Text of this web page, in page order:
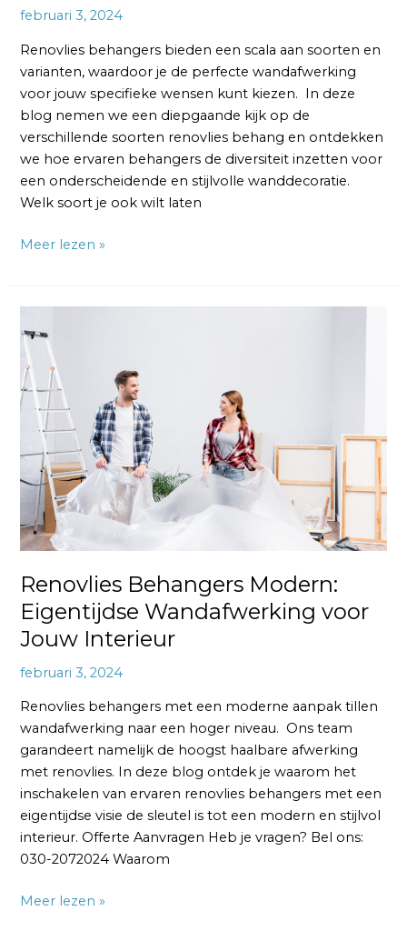
februari 3, 2024
Renovlies behangers bieden een scala aan soorten en
varianten, waardoor je de perfecte wandafwerking
voor jouw specifieke wensen kunt kiezen. In deze
blog nemen we een diepgaande kijk op de
verschillende soorten renovlies behang en ontdekken
we hoe ervaren behangers de diversiteit inzetten voor
een onderscheidende en stijlvolle wanddecoratie.
Welk soort je ook wilt laten
Meer lezen »
Renovlies Behangers Modern:
Eigentijdse Wandafwerking voor
Jouw Interieur
februari 3, 2024
Renovlies behangers met een moderne aanpak tillen
wandafwerking naar een hoger niveau. Ons team
garandeert namelijk de hoogst haalbare afwerking
met renovlies. In deze blog ontdek je waarom het
inschakelen van ervaren renovlies behangers met een
eigentijdse visie de sleutel is tot een modern en stijlvol
interieur. Offerte Aanvragen Heb je vragen? Bel ons:
030-2072024 Waarom
Behangers
Modern:
Eigentijdse
Wandafwerking
voor
Jouw
Interieur
Meer lezen »